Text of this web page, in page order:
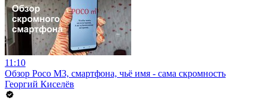
11:10
Обзор Poco M3, смартфона, чьё имя - сама скромность
Георгий Киселёв